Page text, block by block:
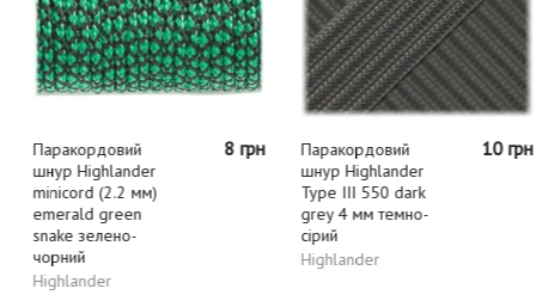
Паракордовий
шнур Highlander
minicord (2.2 мм)
emerald green
snake зелено-
чорний
Highlander
8 грн
Паракордовий
шнур Highlander
Type III 550 dark
grey 4 мм темно-
сірий
Highlander
10 грн